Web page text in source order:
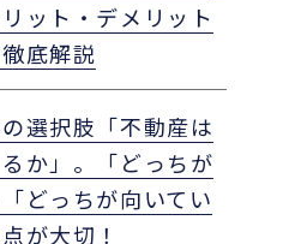
ット・デメリット
底解説
選択肢「不動産は
か」。「どっちが
どっちが向いてい
が大切！